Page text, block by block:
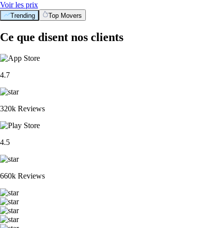
Voir les prix
Trending Top Movers
Ce que disent nos clients
4.7
320k Reviews
4.5
660k Reviews